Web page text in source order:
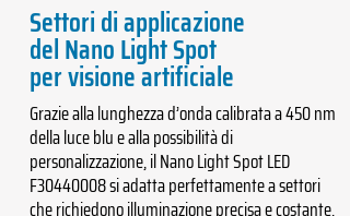
Settori di applicazione
del Nano Light Spot
per visione artificiale
Grazie alla lunghezza d’onda calibrata a 450 nm
della luce blu e alla possibilità di
personalizzazione, il Nano Light Spot LED
F30440008 si adatta perfettamente a settori
che richiedono illuminazione precisa e costante.